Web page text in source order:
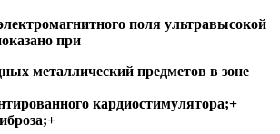
поля ультравысокой
при
металлический предметов в зоне
кардиостимулятора;+